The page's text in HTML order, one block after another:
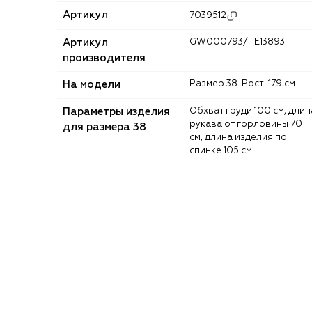
Артикул 7039512
Артикул
производителя
GW000793/TE13893
На модели Размер 38. Рост: 179 см.
Параметры изделия
для размера 38
Обхват груди 100 см, длина
рукава от горловины 70
см, длина изделия по
спинке 105 см.